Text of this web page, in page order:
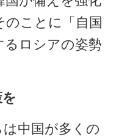
ことに「自国
るロシアの姿勢
中国が多くの